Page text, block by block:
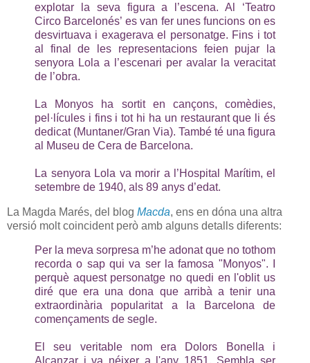
explotar la seva figura a l’escena. Al ‘Teatro
Circo Barcelonés’ es van fer unes funcions on es
desvirtuava i exagerava el personatge. Fins i tot
al final de les representacions feien pujar la
senyora Lola a l’escenari per avalar la veracitat
de l’obra.
La Monyos ha sortit en cançons, comèdies,
pel·lícules i fins i tot hi ha un restaurant que li és
dedicat (Muntaner/Gran Via). També té una figura
al Museu de Cera de Barcelona.
La senyora Lola va morir a l’Hospital Marítim, el
setembre de 1940, als 89 anys d’edat.
La Magda Marés, del blog Macda, ens en dóna una altra
versió molt coincident però amb alguns detalls diferents:
Per la meva sorpresa m’he adonat que no tothom
recorda o sap qui va ser la famosa "Monyos". I
perquè aquest personatge no quedi en l'oblit us
diré que era una dona que arribà a tenir una
extraordinària popularitat a la Barcelona de
començaments de segle.
El seu veritable nom era Dolors Bonella i